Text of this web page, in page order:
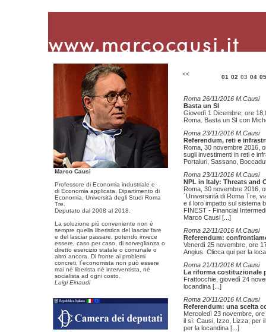
Marco Causi
Professore di Economia industriale e
di Economia applicata, Dipartimento di
Economia, Università degli Studi Roma
Tre.
Deputato dal 2008 al 2018.
La soluzione più conveniente non è
sempre quella liberistica del lasciar fare
e del lasciar passare, potendo invece
essere, caso per caso, di sorveglianza o
diretto esercizio statale o comunale o
altro ancora. Di fronte ai problemi
concreti, l´economista non può essere
mai né liberista né interventista, né
socialista ad ogni costo.
Luigi Einaudi
<< 01 02 03 04 05
Roma 26/11/2016 M.Causi
Basta un SI
Giovedì 1 Dicembre, ore
Roma. Basta un SI con
Roma 23/11/2016 M.Causi
Referendum, reti e
Roma, 30 novembre 2016,
sugli investimenti in reti e
Portaluri, Sassano,
Roma 23/11/2016 M.Causi
NPL in Italy: Threats and
Roma, 30 novembre 2016,
´Universirità di Roma Tre,
e il loro impatto sul sistema
FINEST - Financial
Marco Causi [...]
Roma 22/11/2016 M.Causi
Referendum:
Venerdì 25 novembre, ore
Angius. Clicca qui per la
Roma 21/11/2016 M.Causi
La riforma costituzionale
Frattocchie, giovedì 24
locandina [...]
Roma 20/11/2016 M.Causi
Referendum: una scelta
Mercoledì 23 novembre,
il sì: Causi, Izzo, Lizza; per
per la locandina [...]